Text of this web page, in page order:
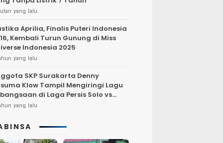
yang lalu
Aprilia, Finalis Puteri Indonesia
Kembali Turun Gunung di Miss
Indonesia 2025
yang lalu
SKP Surakarta Denny
Klow Tampil Mengiringi Lagu
di Laga Persis Solo vs
Jakarta
yang lalu